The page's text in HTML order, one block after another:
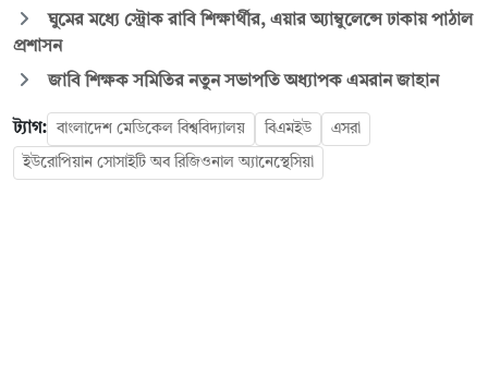
ঘুমের মধ্যে স্ট্রোক রাবি শিক্ষার্থীর, এয়ার অ্যাম্বুলেন্সে ঢাকায় পাঠাল
প্রশাসন
জাবি শিক্ষক সমিতির নতুন সভাপতি অধ্যাপক এমরান জাহান
ট্যাগ: বাংলাদেশ মেডিকেল বিশ্ববিদ্যালয় বিএমইউ এসরা
ইউরোপিয়ান সোসাইটি অব রিজিওনাল অ্যানেস্থেসিয়া